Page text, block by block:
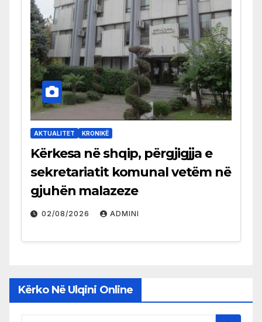
AKTUALITET KRONIKË
Kërkesa në shqip, përgjigjja e
sekretariatit komunal vetëm në
gjuhën malazeze
02/08/2026 ADMINI
Kërko Në Ulqini Online